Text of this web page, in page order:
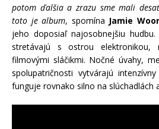
potom ďalšia a zrazu sme mali
toto je album, spomína Jamie
jeho doposiaľ najosobnejšiu
stretávajú s ostrou elektronikou,
filmovými sláčikmi. Nočné úvahy,
spolupatričnosti vytvárajú
funguje rovnako silno na slúchadlách